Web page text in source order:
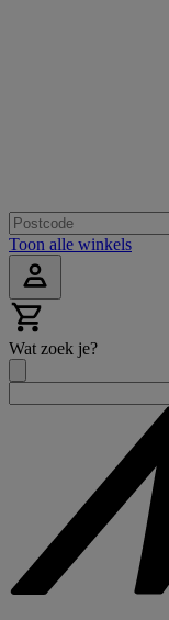
Toon alle winkels
Wat zoek je?